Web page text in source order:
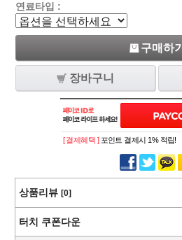
연료타입 :
구매하기
장바구니
[ 결제혜택 ] 포인트 결제시 1% 적립!
상품리뷰 [0]
터치 쿠폰다운